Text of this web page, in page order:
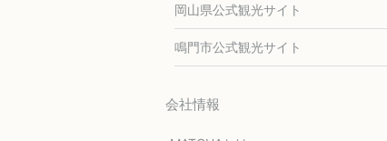
岡山県公式観光サイト
鳴門市公式観光サイト
会社情報